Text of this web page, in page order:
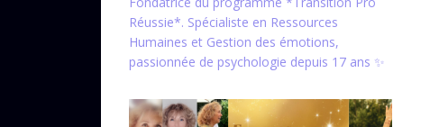
Réussie*. Spécialiste en Ressources
Humaines et Gestion des émotions,
passionnée de psychologie depuis 17 ans ✨